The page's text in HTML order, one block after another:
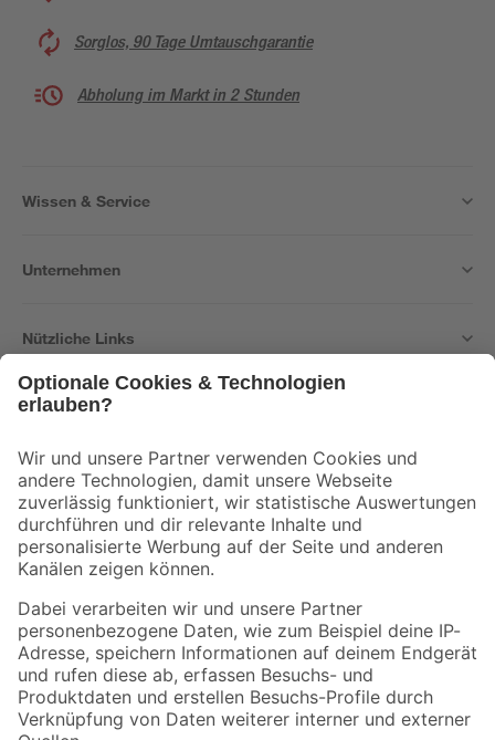
Sorglos, 90 Tage Umtauschgarantie
Abholung im Markt in 2 Stunden
Wissen & Service
Unternehmen
Nützliche Links
Der toom Newsletter: Keine Angebote und Aktionen mehr verpassen!
Zur Newsletter Anmeldung
Folge uns
Zahlungsarten Versandarten